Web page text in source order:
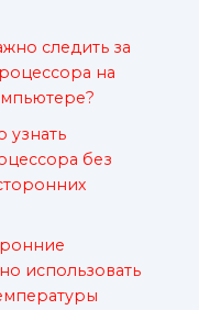
следить за
на
узнать
без
использовать